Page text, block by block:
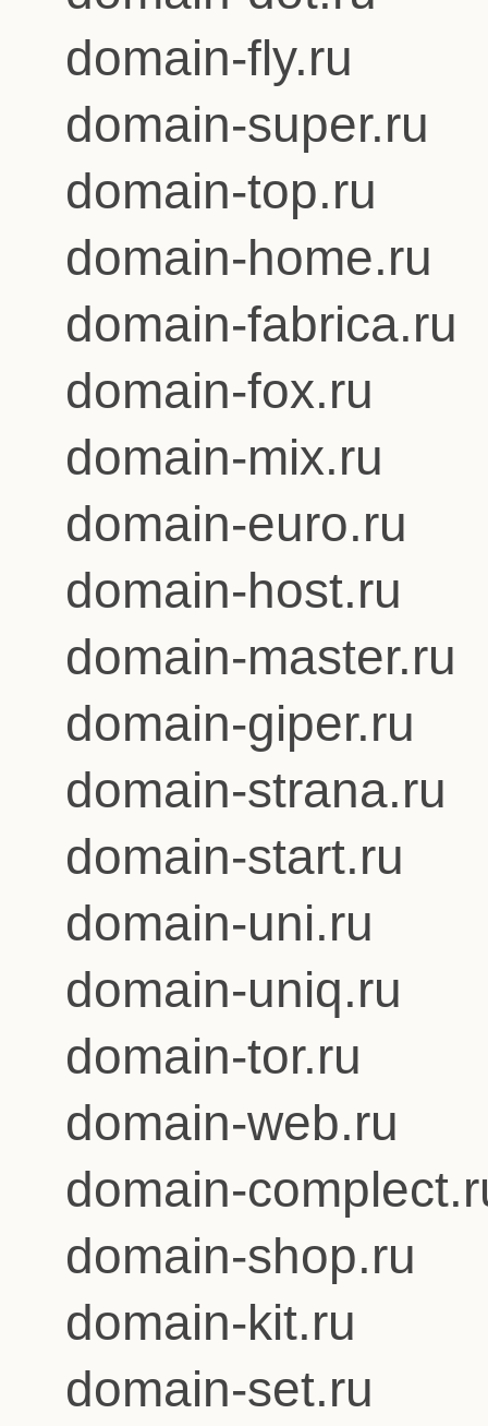
domain-fly.ru
domain-super.ru
domain-top.ru
domain-home.ru
domain-fabrica.ru
domain-fox.ru
domain-mix.ru
domain-euro.ru
domain-host.ru
domain-master.ru
domain-giper.ru
domain-strana.ru
domain-start.ru
domain-uni.ru
domain-uniq.ru
domain-tor.ru
domain-web.ru
domain-
domain-shop.ru
domain-kit.ru
domain-set.ru